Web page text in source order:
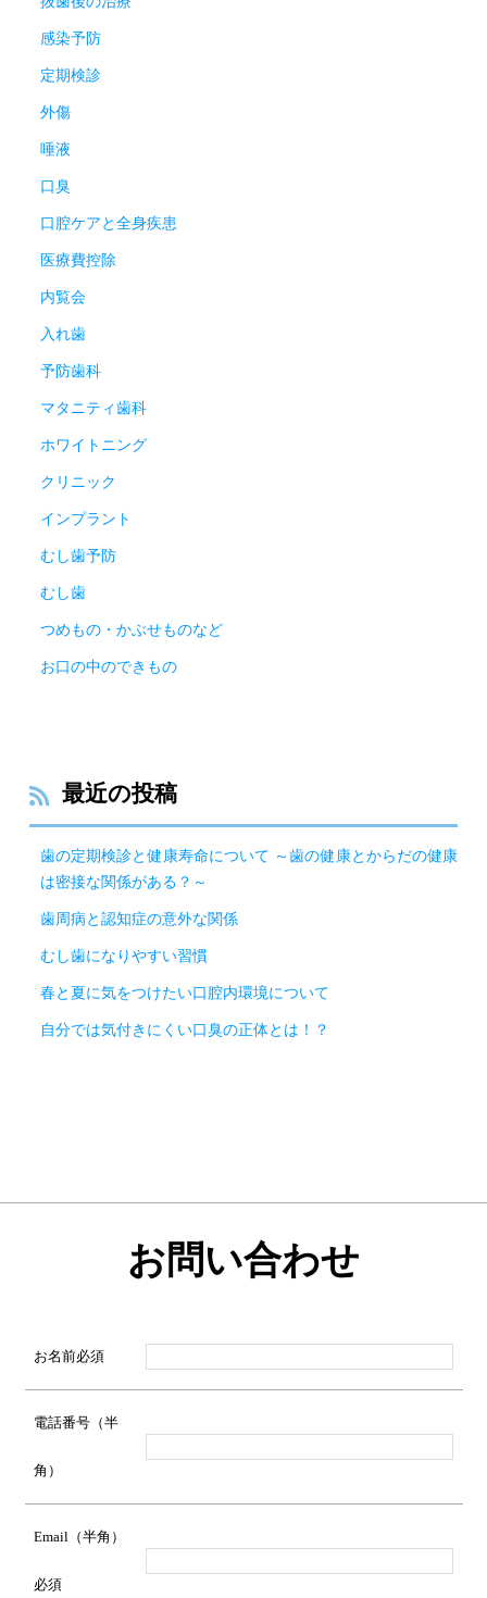
感染予防
定期検診
外傷
唾液
口臭
口腔ケアと全身疾患
医療費控除
内覧会
入れ歯
予防歯科
マタニティ歯科
ホワイトニング
クリニック
インプラント
むし歯予防
むし歯
つめもの・かぶせものなど
お口の中のできもの
最近の投稿
歯の定期検診と健康寿命について ～歯の健康とからだの健康
は密接な関係がある？～
歯周病と認知症の意外な関係
むし歯になりやすい習慣
春と夏に気をつけたい口腔内環境について
自分では気付きにくい口臭の正体とは！？
お問い合わせ
お名前必須
電話番号（半
角）
Email（半角）
必須